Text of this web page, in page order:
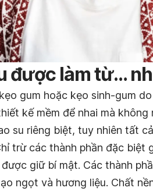
được làm từ…
gum hoặc kẹo sinh-gum
kế mềm để nhai mà
su riêng biệt, tuy nhiên tất
trừ các thành phần đặc biệt
giữ bí mật. Các thành
ngọt và hương liệu. Chất